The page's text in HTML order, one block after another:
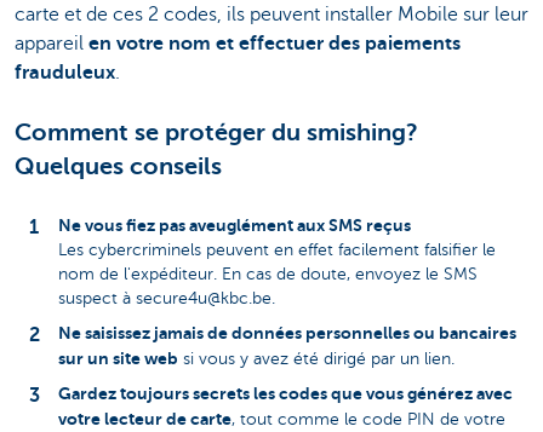
carte et de ces 2 codes, ils peuvent installer Mobile sur leur
appareil en votre nom et effectuer des paiements
frauduleux.
Comment se protéger du smishing?
Quelques conseils
Ne vous fiez pas aveuglément aux SMS reçus
Les cybercriminels peuvent en effet facilement falsifier le
nom de l'expéditeur. En cas de doute, envoyez le SMS
suspect à secure4u@kbc.be.
Ne saisissez jamais de données personnelles ou bancaires
sur un site web si vous y avez été dirigé par un lien.
Gardez toujours secrets les codes que vous générez avec
votre lecteur de carte, tout comme le code PIN de votre